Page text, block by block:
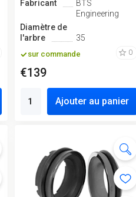
Fabricant
BTS
Engineering
Diamètre de
l'arbre
35
sur commande 0
€139
Ajouter au panier